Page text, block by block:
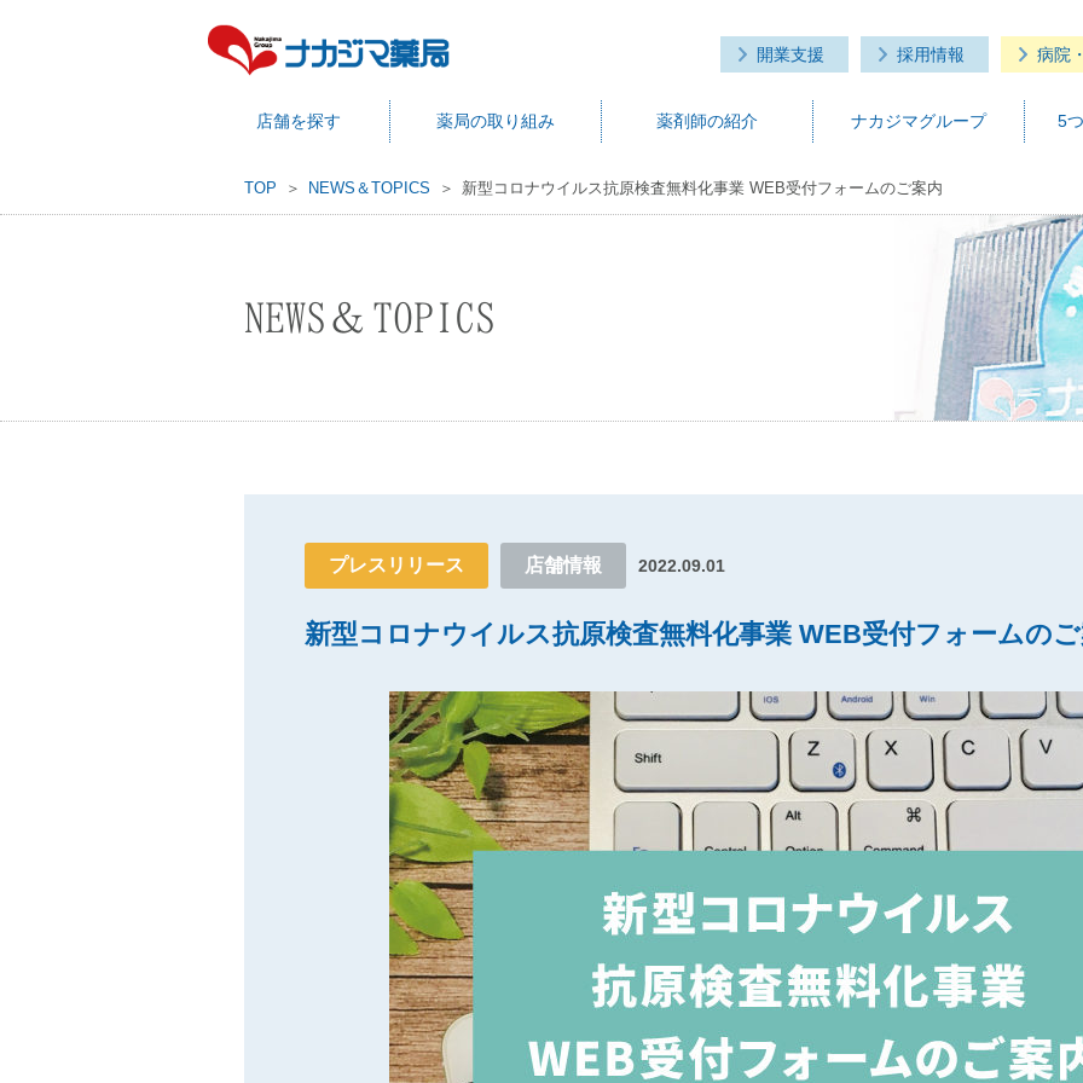
店舗を探す 薬局の取り組み 薬剤師の紹介 ナカジマグループ 5
開業支援 採用情報 病院
TOP NEWS＆TOPICS 新型コロナウイルス抗原検査無料化事業 WEB受付フォームのご案内
NEWS＆TOPICS
プレスリリース 店舗情報 2022.09.01
新型コロナウイルス抗原検査無料化事業 WEB受付フォームの